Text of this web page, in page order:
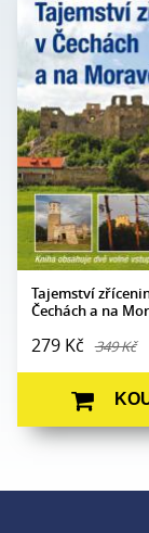
Tajemství
Čechách a na
279 Kč 349 Kč
Autor:
Edice:
mimo
Počet stran:
200
Formát:
160 x
Vazba:
V8a
Obrazová
část:
Datum
vydání:
27. 10.